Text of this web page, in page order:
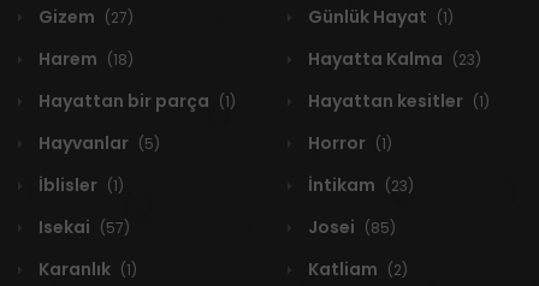
Gizem (27) Günlük Hayat (1)
Harem (18) Hayatta Kalma (23)
Hayattan bir parça (1) Hayattan kesitler (1)
Hayvanlar (5) Horror (1)
İblisler (1) İntikam (23)
Isekai (57) Josei (85)
Karanlık (1) Katliam (2)